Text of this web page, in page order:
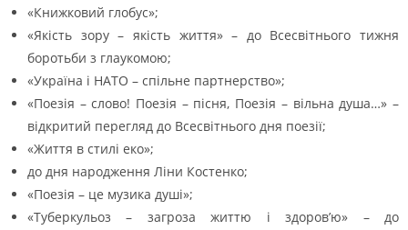
«Книжковий глобус»;
«Якість зору – якість життя» – до Всесвітнього тижня
боротьби з глаукомою;
«Україна і НАТО – спільне партнерство»;
«Поезія – слово! Поезія – пісня, Поезія – вільна душа…» –
відкритий перегляд до Всесвітнього дня поезії;
«Життя в стилі еко»;
до дня народження Ліни Костенко;
«Поезія – це музика душі»;
«Туберкульоз – загроза життю і здоров’ю» – до